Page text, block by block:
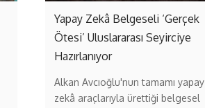
Yapay Zekâ Belgeseli ‘Gerçek
Ötesi’ Uluslararası Seyirciye
Hazırlanıyor
Alkan Avcıoğlu'nun tamamı yapay
zekâ araçlarıyla ürettiği belgesel